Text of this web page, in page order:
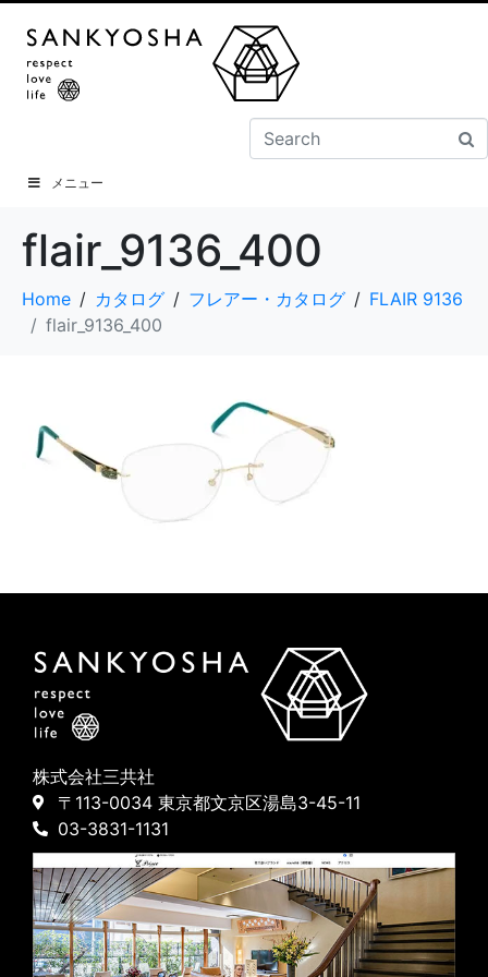
メニュー
flair_9136_400
Home カタログ フレアー・カタログ
FLAIR 9136
flair_9136_400
株式会社三共社
〒113-0034 東京都文京区湯島3-45-11
03-3831-1131